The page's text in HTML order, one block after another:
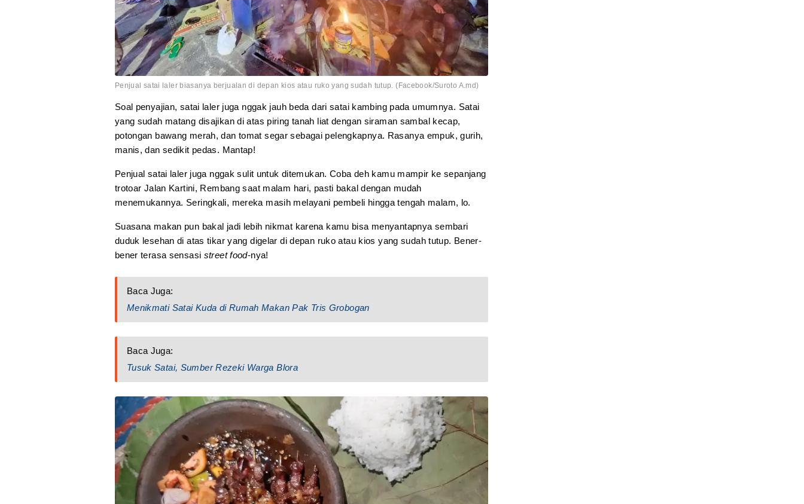
Penjual satai laler biasanya berjualan di depan kios atau ruko yang sudah tutup. (Facebook/Suroto A.md)
Soal penyajian, satai laler juga nggak jauh beda dari satai kambing pada umumnya. Satai
yang sudah matang disajikan di atas piring tanah liat dengan siraman sambal kecap,
potongan bawang merah, dan tomat segar sebagai pelengkapnya. Rasanya empuk, gurih,
manis, dan sedikit pedas. Mantap!
Penjual satai laler juga nggak sulit untuk ditemukan. Coba deh kamu mampir ke sepanjang
trotoar Jalan Kartini, Rembang saat malam hari, pasti bakal dengan mudah
menemukannya. Seringkali, mereka masih melayani pembeli hingga tengah malam, lo.
Suasana makan pun bakal jadi lebih nikmat karena kamu bisa menyantapnya sembari
duduk lesehan di atas tikar yang digelar di depan ruko atau kios yang sudah tutup. Bener-
bener terasa sensasi street food-nya!
Baca Juga:
Menikmati Satai Kuda di Rumah Makan Pak Tris Grobogan
Baca Juga:
Tusuk Satai, Sumber Rezeki Warga Blora